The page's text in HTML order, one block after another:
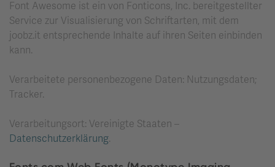
Font Awesome ist ein von Fonticons, Inc. bereitgestellter
Service zur Visualisierung von Schriftarten, mit dem
joobz.it entsprechende Inhalte auf ihren Seiten einbinden
kann.
Verarbeitete personenbezogene Daten: Nutzungsdaten;
Tracker.
Verarbeitungsort: Vereinigte Staaten –
Datenschutzerklärung.